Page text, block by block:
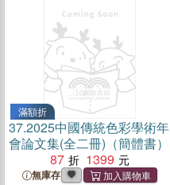
滿額折
37.2025中國傳統色彩學術年
會論文集(全二冊)（簡體書）
87
1399
無庫存